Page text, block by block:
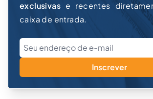
exclusivas e recentes
caixa de entrada.
Inscrever